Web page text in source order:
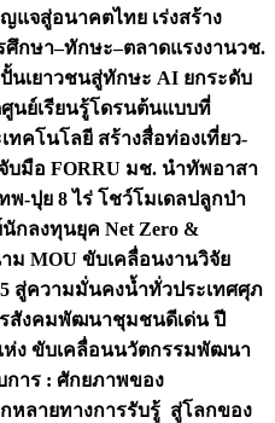
จสู่อนาคตไทย เร่งสร้าง
ศึกษา–ทักษะ–ตลาดแรงงานวช.
นเยาวชนสู่ทักษะ AI ยกระดับ
ศูนย์เรียนรู้โดรนต้นแบบที่
คโนโลยี สร้างสื่อท่องเที่ยว-
บมือ FORRU มช. นำทัพอาสา
พ-ปุย 8 ไร่ โชว์โมเดลปลูกป่า
กลงทุนยุค Net Zero &
ม MOU ขับเคลื่อนงานวิจัย
สู่ความมั่นคงน้ำทั่วประเทศศุภ
สังคมพัฒนาชุมชนดีเด่น ปี
ห่ง ขับเคลื่อนนวัตกรรมพัฒนา
การ : ศักยภาพของ
หลายทางการรับรู้ สู่โลกของ